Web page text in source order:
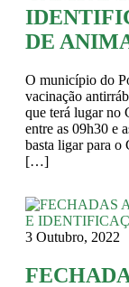
DE
O município do
vacinação
que terá lugar no
entre as 09h30 e
basta ligar para
[…]
3 Outubro, 2022